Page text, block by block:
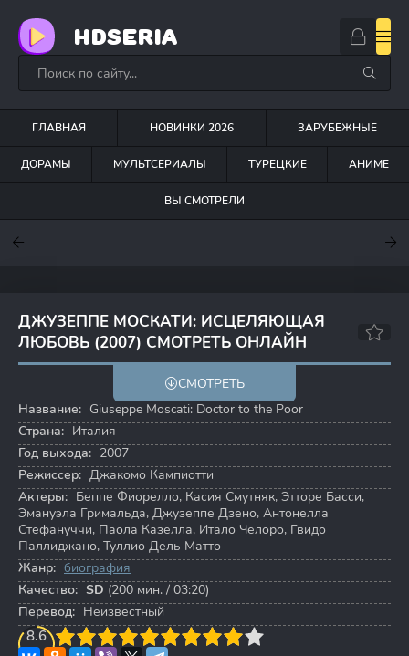
HDSERIA
ГЛАВНАЯ НОВИНКИ 2026 ЗАРУБЕЖНЫЕ
ДОРАМЫ МУЛЬТСЕРИАЛЫ ТУРЕЦКИЕ АНИМЕ
ВЫ СМОТРЕЛИ
ДЖУЗЕППЕ МОСКАТИ: ИСЦЕЛЯЮЩАЯ
ЛЮБОВЬ (2007) СМОТРЕТЬ ОНЛАЙН
8.7 7.9
СМОТРЕТЬ
Название: Giuseppe Moscati: Doctor to the Poor
Страна: Италия
Год выхода: 2007
Режиссер: Джакомо Кампиотти
Актеры: Беппе Фиорелло, Касия Смутняк, Этторе Басси,
Эмануэла Гримальда, Джузеппе Дзено, Антонелла
Стефануччи, Паола Казелла, Итало Челоро, Гвидо
Паллиджано, Туллио Дель Матто
Жанр: биография
Качество: SD (200 мин. / 03:20)
Перевод: Неизвестный
8.6
4 5 6 7 8 9 10